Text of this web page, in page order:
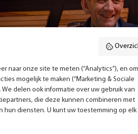
naar onze site te meten (“Analytics”), en om
mogelijk te maken (“Marketing & Sociale
delen ook informatie over uw gebruik van
die deze kunnen combineren met
hun diensten. U kunt uw toestemming op elk